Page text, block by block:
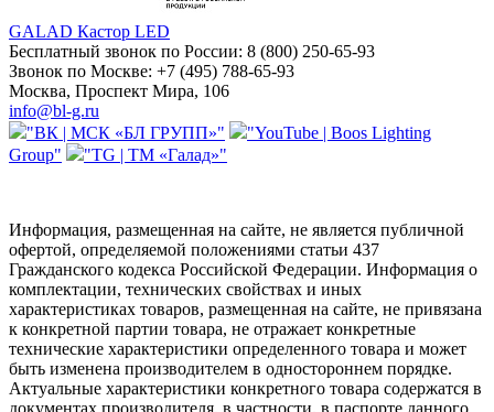
GALAD Кастор LED
Бесплатный звонок по России: 8 (800) 250-65-93
Звонок по Москве: +7 (495) 788-65-93
Москва, Проспект Мира, 106
info@bl-g.ru
"ВК | МСК «БЛ ГРУПП»"
"YouTube | Boos Lighting
Group"
"TG | ТМ «Галад»"
Информация, размещенная на сайте, не является публичной
офертой, определяемой положениями статьи 437
Гражданского кодекса Российской Федерации. Информация о
комплектации, технических свойствах и иных
характеристиках товаров, размещенная на сайте, не привязана
к конкретной партии товара, не отражает конкретные
технические характеристики определенного товара и может
быть изменена производителем в одностороннем порядке.
Актуальные характеристики конкретного товара содержатся в